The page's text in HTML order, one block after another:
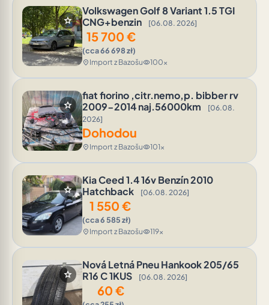
star
Volkswagen Golf 8 Variant 1.5 TGI
CNG+benzin
[06.08. 2026]
15 700 €
(cca 66 698 zł)
location_on Import z Bazošuvisibility100x
star
fiat fiorino ,citr.nemo,p. bibber rv
2009-2014 naj.56000km
[06.08.
2026]
Dohodou
location_on Import z Bazošuvisibility101x
star
Kia Ceed 1.4 16v Benzín 2010
Hatchback
[06.08. 2026]
1 550 €
(cca 6 585 zł)
location_on Import z Bazošuvisibility119x
star
Nová Letná Pneu Hankook 205/65
R16 C 1KUS
[06.08. 2026]
60 €